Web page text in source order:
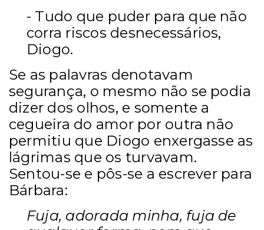
- Tudo que puder para que não
corra riscos desnecessários,
Diogo.
Se as palavras denotavam
segurança, o mesmo não se podia
dizer dos olhos, e somente a
cegueira do amor por outra não
permitiu que Diogo enxergasse as
lágrimas que os turvavam.
Sentou-se e pôs-se a escrever para
Bárbara:
Fuja, adorada minha, fuja de